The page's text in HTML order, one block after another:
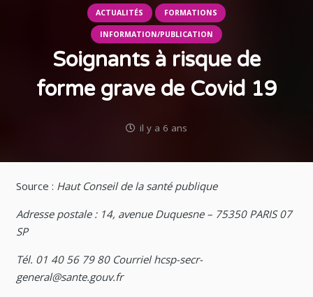
ACTUALITÉS FORMATIONS
INFORMATION/PUBLICATION
Soignants à risque de
forme grave de Covid 19
il y a 6 ans
Source : Haut Conseil de la santé publique
Adresse postale : 14, avenue Duquesne – 75350 PARIS 07
SP
Tél. 01 40 56 79 80 Courriel hcsp-secr-
general@sante.gouv.fr